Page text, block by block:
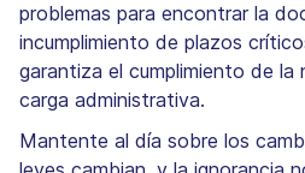
problemas para encontrar la
incumplimiento de plazos
garantiza el cumplimiento de la
carga administrativa.
Mantente al día sobre los